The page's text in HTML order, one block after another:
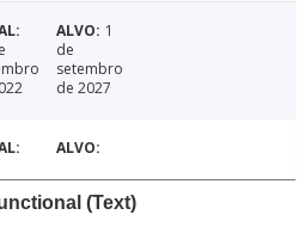
1
de
setembro
de 2027
(Text)